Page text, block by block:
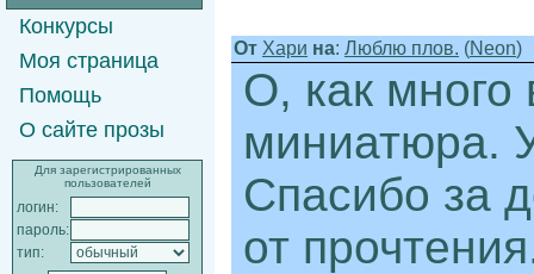
Конкурсы
Моя страница
Помощь
О сайте прозы
Для зарегистрированных
пользователей
логин:
пароль:
тип:
От Хари на: Люблю плов. (Neon)
О, как много
миниатюра.
Спасибо за
от